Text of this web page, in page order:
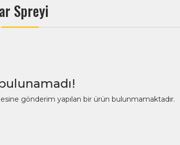
Spreyi
gönderim yapılan bir ürün bulunmamaktadır.